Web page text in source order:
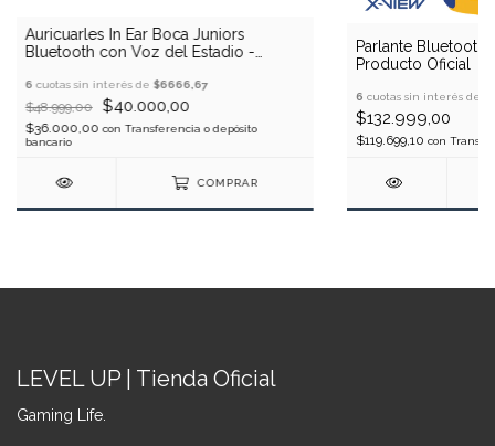
Auricuarles In Ear Boca Juniors
Bluetooth con Voz del Estadio -
6 cuotas sin interés de $6666,67
$48.999,00 $40.000,00
$36.000,00con Transferencia o depósito
bancario
COMPRAR
Parlante Bluetooth
Producto Oficial
6 cuotas sin interés de
$132.999,00
$119.699,10 con
LEVEL UP | Tienda Oficial
Gaming Life.